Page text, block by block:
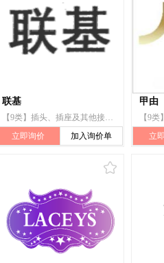
联基
【9类】插头、插座及其他接触器(电接头);电源材料(电线、电缆);计算机存储器;软盘;光盘;计算机键盘;鼠标(数据处理设备);唱片清尘设备;个人用立体声装置;头戴耳机
立即询价
加入询价单
甲由
立